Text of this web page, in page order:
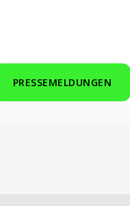
PRESSEMELDUNGEN